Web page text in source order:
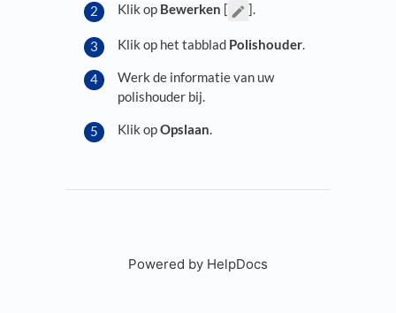
Klik op Bewerken [ ].
Klik op het tabblad Polishouder.
Werk de informatie van uw
polishouder bij.
Klik opOpslaan.
Powered by HelpDocs